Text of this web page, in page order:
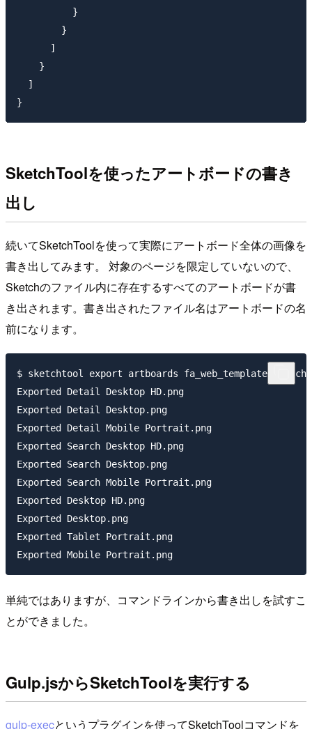
          }
        }
      ]
    }
  ]
SketchToolを使ったアートボードの書き
出し
続いてSketchToolを使って実際にアートボード全体の画像を
書き出してみます。 対象のページを限定していないので、
Sketchのファイル内に存在するすべてのアートボードが書
き出されます。書き出されたファイル名はアートボードの名
前になります。
$ sketchtool export artboards fa_web_template.sketch
Exported Detail Desktop HD.png
Exported Detail Desktop.png
Exported Detail Mobile Portrait.png
Exported Search Desktop HD.png
Exported Search Desktop.png
Exported Search Mobile Portrait.png
Exported Desktop HD.png
Exported Desktop.png
Exported Tablet Portrait.png
単純ではありますが、コマンドラインから書き出しを試すこ
とができました。
Gulp.jsからSketchToolを実行する
gulp-execというプラグインを使ってSketchToolコマンドを